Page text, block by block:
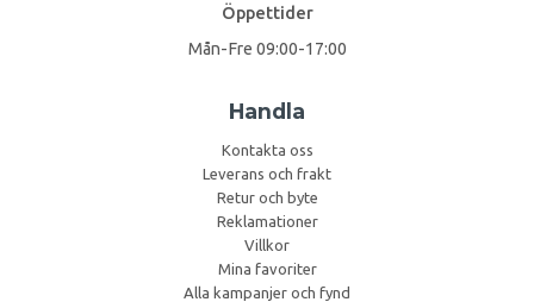
Öppettider
Mån-Fre 09:00-17:00
Handla
Kontakta oss
Leverans och frakt
Retur och byte
Reklamationer
Villkor
Mina favoriter
Alla kampanjer och fynd